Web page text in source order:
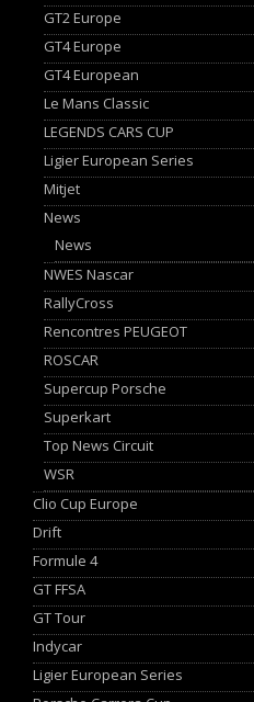
GT2 Europe
GT4 Europe
GT4 European
Le Mans Classic
LEGENDS CARS CUP
Ligier European Series
Mitjet
News
News
NWES Nascar
RallyCross
Rencontres PEUGEOT
ROSCAR
Supercup Porsche
Superkart
Top News Circuit
WSR
Clio Cup Europe
Drift
Formule 4
GT FFSA
GT Tour
Indycar
Ligier European Series